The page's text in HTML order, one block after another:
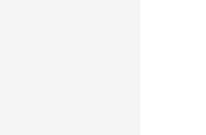
Didik Baru Tahun
SMP DAN DT